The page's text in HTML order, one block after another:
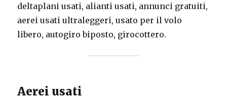
deltaplani usati, alianti usati, annunci gratuiti,
aerei usati ultraleggeri, usato per il volo
libero, autogiro biposto, girocottero.
Aerei usati